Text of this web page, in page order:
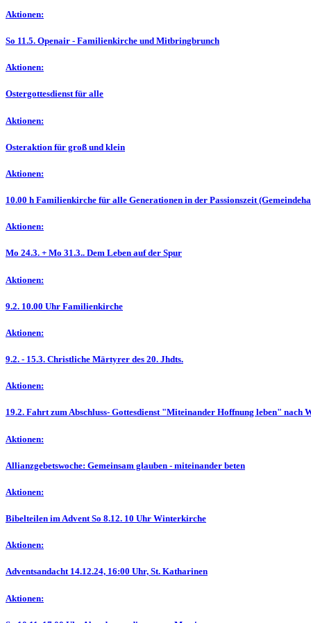
Aktionen:
So 11.5. Openair - Familienkirche und Mitbringbrunch
Aktionen:
Ostergottesdienst für alle
Aktionen:
Osteraktion für groß und klein
Aktionen:
10.00 h Familienkirche für alle Generationen in der Passionszeit
Aktionen:
Mo 24.3. + Mo 31.3.. Dem Leben auf der Spur
Aktionen:
9.2. 10.00 Uhr Familienkirche
Aktionen:
9.2. - 15.3. Christliche Märtyrer des 20. Jhdts.
Aktionen:
19.2. Fahrt zum Abschluss- Gottesdienst "Miteinander Hoffnung leben" nach
Aktionen:
Allianzgebetswoche: Gemeinsam glauben - miteinander beten
Aktionen:
Bibelteilen im Advent So 8.12. 10 Uhr Winterkirche
Aktionen:
Adventsandacht 14.12.24, 16:00 Uhr, St. Katharinen
Aktionen: